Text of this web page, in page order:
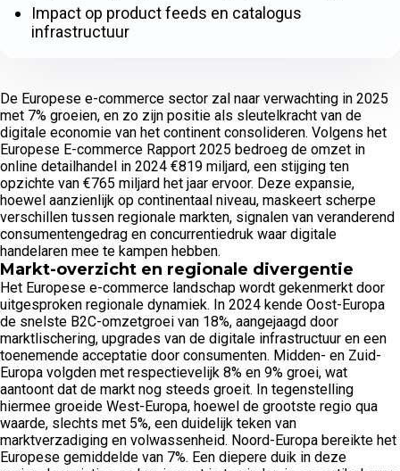
De Europese e-commerce sector zal naar verwachting in 2025
met 7% groeien, en zo zijn positie als sleutelkracht van de
digitale economie van het continent consolideren. Volgens het
Europese E-commerce Rapport 2025 bedroeg de omzet in
online detailhandel in 2024 €819 miljard, een stijging ten
opzichte van €765 miljard het jaar ervoor. Deze expansie,
hoewel aanzienlijk op continentaal niveau, maskeert scherpe
verschillen tussen regionale markten, signalen van veranderend
consumentengedrag en concurrentiedruk waar digitale
handelaren mee te kampen hebben.
Markt-overzicht en regionale divergentie
Het Europese e-commerce landschap wordt gekenmerkt door
uitgesproken regionale dynamiek. In 2024 kende Oost-Europa
de snelste B2C-omzetgroei van 18%, aangejaagd door
marktlischering, upgrades van de digitale infrastructuur en een
toenemende acceptatie door consumenten. Midden- en Zuid-
Europa volgden met respectievelijk 8% en 9% groei, wat
aantoont dat de markt nog steeds groeit. In tegenstelling
hiermee groeide West-Europa, hoewel de grootste regio qua
waarde, slechts met 5%, een duidelijk teken van
marktverzadiging en volwassenheid. Noord-Europa bereikte het
Europese gemiddelde van 7%. Een diepere duik in deze
Impact op product feeds en catalogus
infrastructuur